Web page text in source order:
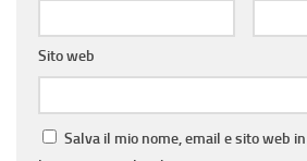
Sito web
Salva il mio nome, email e sito web